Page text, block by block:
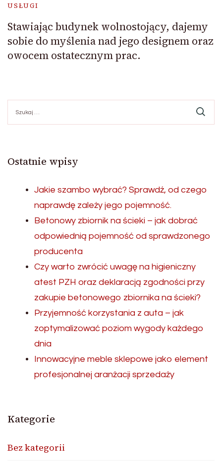
USŁUGI
Stawiając budynek wolnostojący, dajemy
sobie do myślenia nad jego designem oraz
owocem ostatecznym prac.
Ostatnie wpisy
Jakie szambo wybrać? Sprawdź, od czego
naprawdę zależy jego pojemność.
Betonowy zbiornik na ścieki – jak dobrać
odpowiednią pojemność od sprawdzonego
producenta
Czy warto zwrócić uwagę na higieniczny
atest PZH oraz deklaracją zgodności przy
zakupie betonowego zbiornika na ścieki?
Przyjemność korzystania z auta – jak
zoptymalizować poziom wygody każdego
dnia
Innowacyjne meble sklepowe jako element
profesjonalnej aranżacji sprzedaży
Kategorie
Bez kategorii